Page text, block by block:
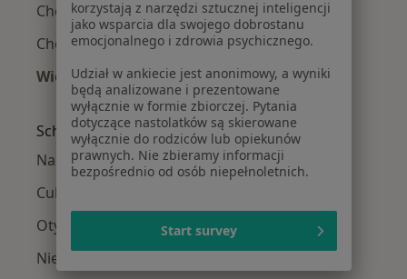
Choroba wieńcowa w Tczewie
Choroba wieńcowa w Pruszczu Gdańskim
Więcej (8)
Więcej w kategorii: W pobliżu Gdańska
Schorzenia w Gdańsku
Nadciśnienie tętnicze w Gdańsku
Cukrzyca w Gdańsku
Otyłość w Gdańsku
Niedoczynność tarczycy w Gdańsku
korzystają z narzędzi sztucznej inteligencji
jako wsparcia dla swojego dobrostanu
emocjonalnego i zdrowia psychicznego.
Udział w ankiecie jest anonimowy, a wyniki
będą analizowane i prezentowane
wyłącznie w formie zbiorczej. Pytania
dotyczące nastolatków są skierowane
wyłącznie do rodziców lub opiekunów
prawnych. Nie zbieramy informacji
bezpośrednio od osób niepełnoletnich.
Start survey